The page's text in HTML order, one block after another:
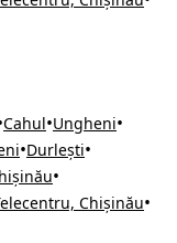
Cahul•Ungheni•
•Durlești•
•
Chișinău•